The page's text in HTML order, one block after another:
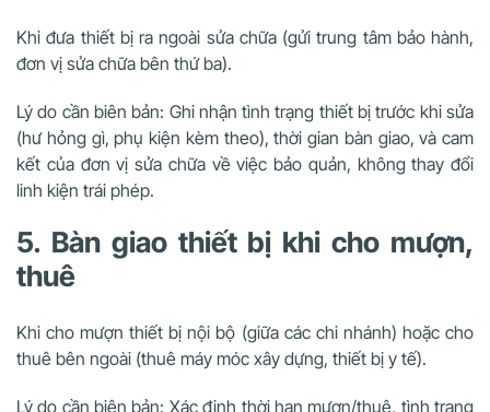
Khi đưa thiết bị ra ngoài sửa chữa (gửi trung tâm bảo hành,
đơn vị sửa chữa bên thứ ba).
Lý do cần biên bản: Ghi nhận tình trạng thiết bị trước khi sửa
(hư hỏng gì, phụ kiện kèm theo), thời gian bàn giao, và cam
kết của đơn vị sửa chữa về việc bảo quản, không thay đổi
linh kiện trái phép.
5. Bàn giao thiết bị khi cho mượn,
thuê
Khi cho mượn thiết bị nội bộ (giữa các chi nhánh) hoặc cho
thuê bên ngoài (thuê máy móc xây dựng, thiết bị y tế).
Lý do cần biên bản: Xác định thời hạn mượn/thuê, tình trạng